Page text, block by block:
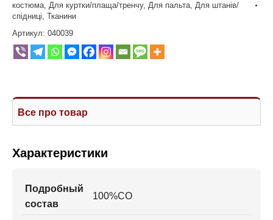
костюма, Для куртки/плаща/тренчу, Для пальта, Для штанів/
спідниці, Тканини
Артикул: 040039
Все про товар
Характеристики
Подробный
состав
100%CO